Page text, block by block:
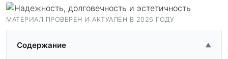
МАТЕРИАЛ ПРОВЕРЕН И АКТУАЛЕН В 2026 ГОДУ
Содержание ▲